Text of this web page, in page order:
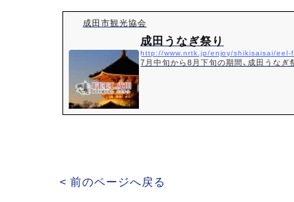
成田市観光協会
成田うなぎ祭り
http://www.nrtk.jp/enjoy/shikisaisai/eel-
7月中旬から8月下旬の期間、成田うなぎ
< 前のページへ戻る